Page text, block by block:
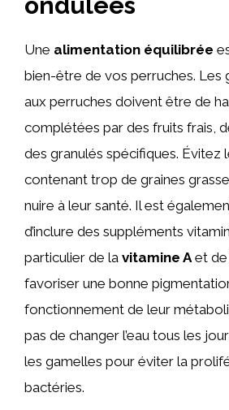
Une alimentation équilibrée
bien-être de vos perruches. Les
aux perruches doivent être de
complétées par des fruits frais,
des granulés spécifiques. Évitez
contenant trop de graines
nuire à leur santé. Il est
d’inclure des suppléments
particulier de la vitamine Aet de
favoriser une bonne
fonctionnement de leur
pas de changer l’eau tous les
les gamelles pour éviter la
bactéries.